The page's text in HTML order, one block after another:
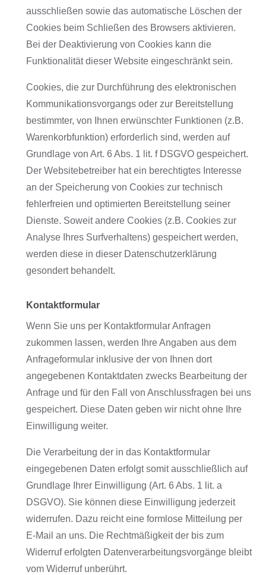
ausschließen sowie das automatische Löschen der
Cookies beim Schließen des Browsers aktivieren.
Bei der Deaktivierung von Cookies kann die
Funktionalität dieser Website eingeschränkt sein.
Cookies, die zur Durchführung des elektronischen
Kommunikationsvorgangs oder zur Bereitstellung
bestimmter, von Ihnen erwünschter Funktionen (z.B.
Warenkorbfunktion) erforderlich sind, werden auf
Grundlage von Art. 6 Abs. 1 lit. f DSGVO gespeichert.
Der Websitebetreiber hat ein berechtigtes Interesse
an der Speicherung von Cookies zur technisch
fehlerfreien und optimierten Bereitstellung seiner
Dienste. Soweit andere Cookies (z.B. Cookies zur
Analyse Ihres Surfverhaltens) gespeichert werden,
werden diese in dieser Datenschutzerklärung
gesondert behandelt.
Kontaktformular
Wenn Sie uns per Kontaktformular Anfragen
zukommen lassen, werden Ihre Angaben aus dem
Anfrageformular inklusive der von Ihnen dort
angegebenen Kontaktdaten zwecks Bearbeitung der
Anfrage und für den Fall von Anschlussfragen bei uns
gespeichert. Diese Daten geben wir nicht ohne Ihre
Einwilligung weiter.
Die Verarbeitung der in das Kontaktformular
eingegebenen Daten erfolgt somit ausschließlich auf
Grundlage Ihrer Einwilligung (Art. 6 Abs. 1 lit. a
DSGVO). Sie können diese Einwilligung jederzeit
widerrufen. Dazu reicht eine formlose Mitteilung per
E-Mail an uns. Die Rechtmäßigkeit der bis zum
Widerruf erfolgten Datenverarbeitungsvorgänge bleibt
vom Widerruf unberührt.